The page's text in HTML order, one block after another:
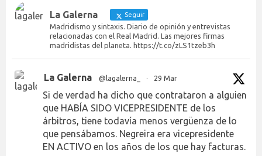
La Galerna Seguir
Madridismo y sintaxis. Diario de opinión y entrevistas
relacionadas con el Real Madrid. Las mejores firmas
madridistas del planeta. https://t.co/zLS1tzeb3h
La Galerna @lagalerna_ · 29 Mar
Si de verdad ha dicho que contrataron a alguien
que HABÍA SIDO VICEPRESIDENTE de los
árbitros, tiene todavía menos vergüenza de lo
que pensábamos. Negreira era vicepresidente
EN ACTIVO en los años de los que hay facturas.